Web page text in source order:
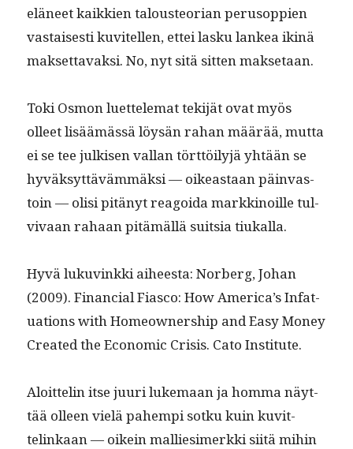
eläneet kaikkien talous­teo­ri­an peru­sop­pi­en
vas­tais­es­ti kuvitellen, ettei lasku lankea ikinä
mak­set­tavak­si. No, nyt sitä sit­ten maksetaan.
Toki Osmon luet­telemat tek­i­jät ovat myös
olleet lisäämässä löysän rahan määrää, mut­ta
ei se tee julkisen val­lan tört­töi­lyjä yhtään se
hyväksyt­täväm­mäk­si — oikeas­t­aan päin­vas­
toin — olisi pitänyt reagoi­da markki­noille tul­
vi­vaan rahaan pitämäl­lä suit­sia tiukalla.
Hyvä luku­vink­ki aiheesta: Nor­berg, Johan
(2009). Finan­cial Fias­co: How Amer­i­ca’s Infat­
u­a­tions with Home­own­er­ship and Easy Mon­ey
Cre­at­ed the Eco­nom­ic Cri­sis. Cato Institute.
Aloit­telin itse juuri luke­maan ja hom­ma näyt­
tää olleen vielä pahempi sotku kuin kuvit­
telinkaan — oikein mallies­imerk­ki siitä mihin